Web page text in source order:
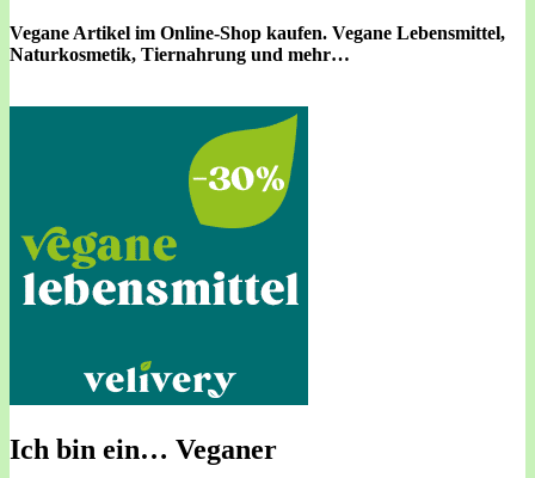
Vegane Artikel im Online-Shop kaufen. Vegane Lebensmittel,
Naturkosmetik, Tiernahrung und mehr…
Ich bin ein… Veganer